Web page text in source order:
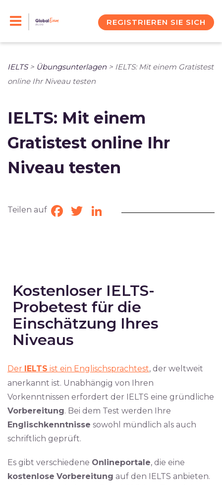
REGISTRIEREN SIE SICH
IELTS> Übungsunterlagen > IELTS: Mit einem Gratistest
online Ihr Niveau testen
IELTS: Mit einem
Gratistest online Ihr
Niveau testen
Teilen auf Facebook
TwitterLinkedIn
Kostenloser IELTS-
Probetest für die
Einschätzung Ihres
Niveaus
Der IELTS ist ein Englischsprachtest, der weltweit
anerkannt ist. Unabhängig von Ihren
Vorkenntnissen erfordert der IELTS eine gründliche
Vorbereitung. Bei dem Test werden Ihre
Englischkenntnisse sowohl mündlich als auch
schriftlich geprüft.
Es gibt verschiedene Onlineportale, die eine
kostenlose Vorbereitung auf den IELTS anbieten.